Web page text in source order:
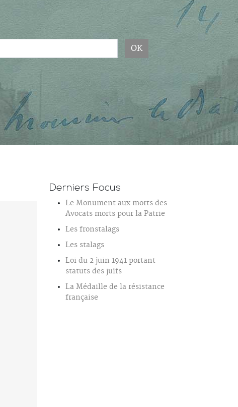
OK
Derniers Focus
Le Monument aux morts des
Avocats morts pour la Patrie
Les fronstalags
Les stalags
Loi du 2 juin 1941 portant
statuts des juifs
La Médaille de la résistance
française